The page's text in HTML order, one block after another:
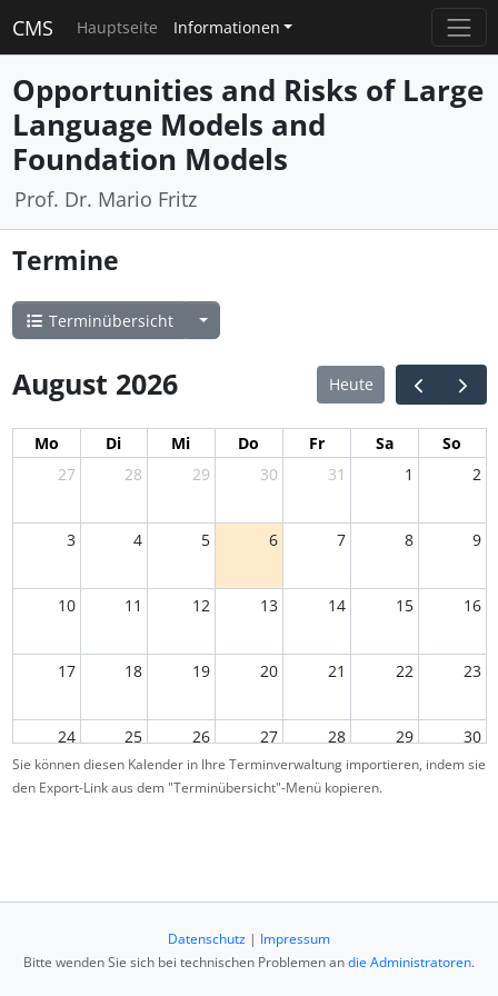
CMS Hauptseite Informationen
Opportunities and Risks of Large
Language Models and
Foundation Models
Prof. Dr. Mario Fritz
Termine
Terminübersicht
August 2026 Heute
Mo Di Mi Do Fr Sa
So
27
28 29 30 31 1 2
3 4 5 6 7 8 9
10 11 12 13 14 15 16
17 18 19 20 21 22 23
24 25 26 27 28 29 30
4
Sie können diesen Kalender in Ihre Terminverwaltung importieren, indem sie
den Export-Link aus dem "Terminübersicht"-Menü kopieren.
Datenschutz | Impressum
Bitte wenden Sie sich bei technischen Problemen andie Administratoren.